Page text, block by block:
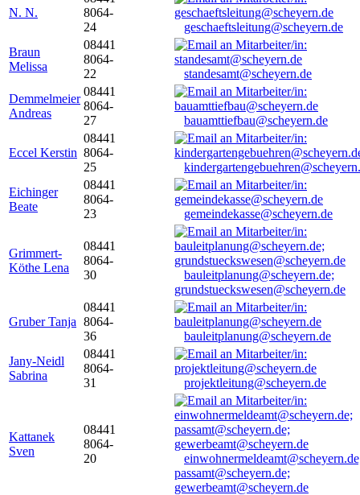
N. N.
8064-
24
geschaeftsleitung@scheyern.de
Braun
Melissa
08441
8064-
22
standesamt@scheyern.de
Demmelmeier
Andreas
08441
8064-
27
bauamttiefbau@scheyern.de
Eccel Kerstin
08441
8064-
25
Eichinger
Beate
08441
8064-
23
gemeindekasse@scheyern.de
Grimmert-
Köthe Lena
08441
8064-
30
bauleitplanung@scheyern.de;
grundstueckswesen@scheyern.de
Gruber Tanja
08441
8064-
36
bauleitplanung@scheyern.de
Jany-Neidl
Sabrina
08441
8064-
31
projektleitung@scheyern.de
Kattanek
Sven
08441
8064-
20
passamt@scheyern.de;
gewerbeamt@scheyern.de